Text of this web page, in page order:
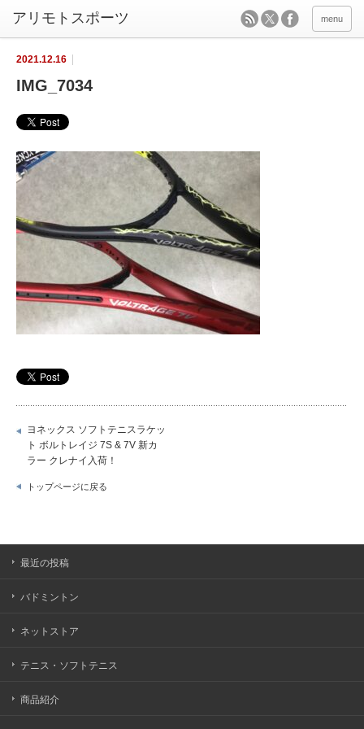
menu
2021.12.16
IMG_7034
ヨネックス ソフトテニスラケッ
ト ボルトレイジ 7S & 7V 新カ
ラー クレナイ入荷！
トップページに戻る
最近の投稿
バドミントン
ネットストア
テニス・ソフトテニス
商品紹介